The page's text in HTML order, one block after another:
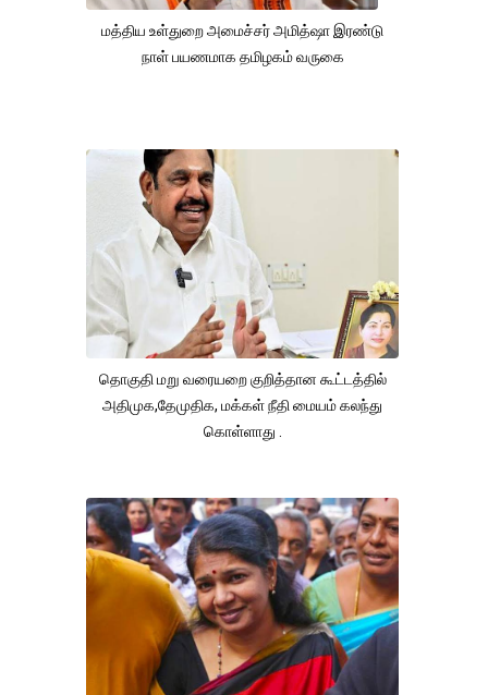
மத்திய உள்துறை அமைச்சர் அமித்ஷா இரண்டு
நாள் பயணமாக தமிழகம் வருகை
தொகுதி மறு வரையறை குறித்தான கூட்டத்தில்
அதிமுக,தேமுதிக, மக்கள் நீதி மையம் கலந்து
கொள்ளாது .